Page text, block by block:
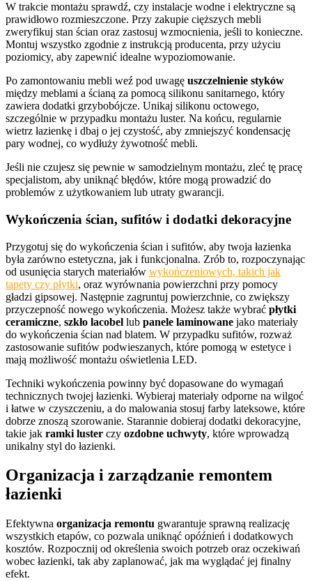
W trakcie montażu sprawdź, czy instalacje wodne i elektryczne są
prawidłowo rozmieszczone. Przy zakupie cięższych mebli
zweryfikuj stan ścian oraz zastosuj wzmocnienia, jeśli to konieczne.
Montuj wszystko zgodnie z instrukcją producenta, przy użyciu
poziomicy, aby zapewnić idealne wypoziomowanie.
Po zamontowaniu mebli weź pod uwagę uszczelnienie styków
między meblami a ścianą za pomocą silikonu sanitarnego, który
zawiera dodatki grzybobójcze. Unikaj silikonu octowego,
szczególnie w przypadku montażu luster. Na końcu, regularnie
wietrz łazienkę i dbaj o jej czystość, aby zmniejszyć kondensację
pary wodnej, co wydłuży żywotność mebli.
Jeśli nie czujesz się pewnie w samodzielnym montażu, zleć tę pracę
specjalistom, aby uniknąć błędów, które mogą prowadzić do
problemów z użytkowaniem lub utraty gwarancji.
Wykończenia ścian, sufitów i dodatki dekoracyjne
Przygotuj się do wykończenia ścian i sufitów, aby twoja łazienka
była zarówno estetyczna, jak i funkcjonalna. Zrób to, rozpoczynając
od usunięcia starych materiałów wykończeniowych, takich jak
tapety czy płytki, oraz wyrównania powierzchni przy pomocy
gładzi gipsowej. Następnie zagruntuj powierzchnie, co zwiększy
przyczepność nowego wykończenia. Możesz także wybrać płytki
ceramiczne, szkło lacobel lub panele laminowane jako materiały
do wykończenia ścian nad blatem. W przypadku sufitów, rozważ
zastosowanie sufitów podwieszanych, które pomogą w estetyce i
mają możliwość montażu oświetlenia LED.
Techniki wykończenia powinny być dopasowane do wymagań
technicznych twojej łazienki. Wybieraj materiały odporne na wilgoć
i łatwe w czyszczeniu, a do malowania stosuj farby lateksowe, które
dobrze znoszą szorowanie. Starannie dobieraj dodatki dekoracyjne,
takie jak ramki luster czy ozdobne uchwyty, które wprowadzą
unikalny styl do łazienki.
Organizacja i zarządzanie remontem
łazienki
Efektywna organizacja remontu gwarantuje sprawną realizację
wszystkich etapów, co pozwala uniknąć opóźnień i dodatkowych
kosztów. Rozpocznij od określenia swoich potrzeb oraz oczekiwań
wobec łazienki, tak aby zaplanować, jak ma wyglądać jej finalny
efekt.